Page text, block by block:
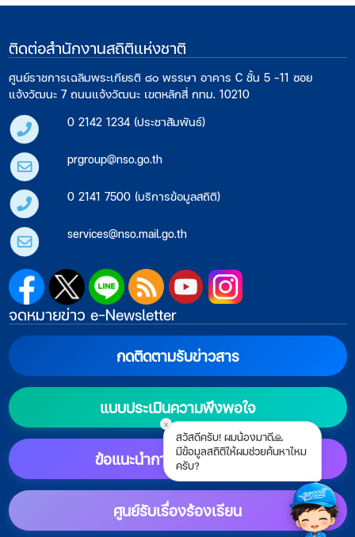
x
สวัสดีครับ! ผมน้องมาดี🙏
มีข้อมูลสถิติให้ผมช่วยค้นหาไหม
ครับ?
ติดต่อสำนักงานสถิติแห่งชาติ
ศูนย์ราชการเฉลิมพระเกียรติ ๘๐ พรรษา อาคาร C ชั้น 5 -11 ซอย
แจ้งวัฒนะ 7 ถนนแจ้งวัฒนะ เขตหลักสี่ กทม. 10210
0 2142 1234 (ประชาสัมพันธ์)
prgroup@nso.go.th
0 2141 7500 (บริการข้อมูลสถิติ)
services@nso.mail.go.th
จดหมายข่าว e-Newsletter
กดติดตามรับข่าวสาร
แบบประเมินความพึงพอใจ
ข้อแนะนำการตั้งค่าแสดงผล
ศูนย์รับเรื่องร้องเรียน